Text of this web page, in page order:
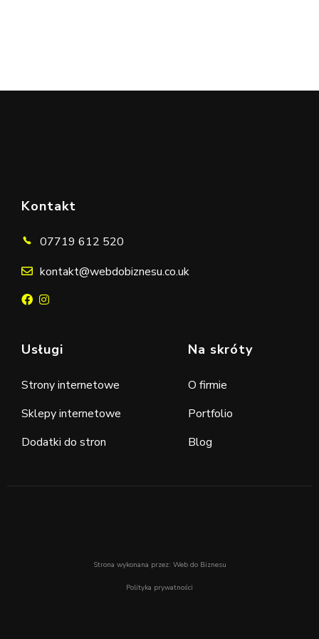
Kontakt
07719 612 520
kontakt@webdobiznesu.co.uk
Usługi
Strony internetowe
Sklepy internetowe
Dodatki do stron
Na skróty
O firmie
Portfolio
Blog
Strona wykonana przez: Web do Biznesu
Polityka prywatności